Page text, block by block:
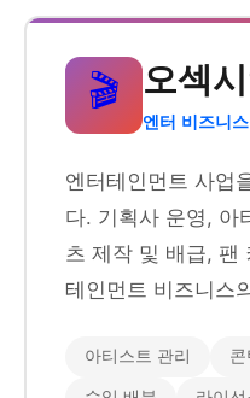
🎬 오섹
엔터 비즈니
엔터테인먼트 사업
다. 기획사 운영, 아
츠 제작 및 배급, 팬
테인먼트 비즈니스
아티스트 관리